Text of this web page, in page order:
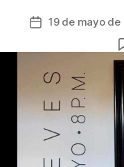
Fecha
la
19 de mayo de